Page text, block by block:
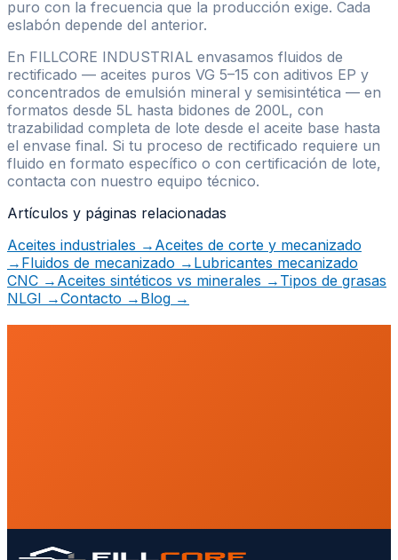
puro con la frecuencia que la producción exige. Cada
eslabón depende del anterior.
En FILLCORE INDUSTRIAL envasamos fluidos de
rectificado — aceites puros VG 5–15 con aditivos EP y
concentrados de emulsión mineral y semisintética — en
formatos desde 5L hasta bidones de 200L, con
trazabilidad completa de lote desde el aceite base hasta
el envase final. Si tu proceso de rectificado requiere un
fluido en formato específico o con certificación de lote,
contacta con nuestro equipo técnico.
Artículos y páginas relacionadas
Aceites industriales → Aceites de corte y mecanizado
→ Fluidos de mecanizado → Lubricantes mecanizado
CNC → Aceites sintéticos vs minerales → Tipos de grasas
NLGI →Contacto → Blog →